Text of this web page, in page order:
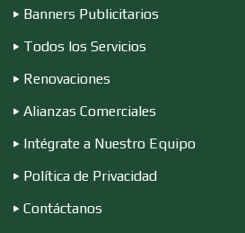
Control de Plagas
Conversiones
Copiadoras
Banners Publicitarios
Todos los Servicios
Renovaciones
Alianzas Comerciales
Intégrate a Nuestro Equipo
Política de Privacidad
Contáctanos